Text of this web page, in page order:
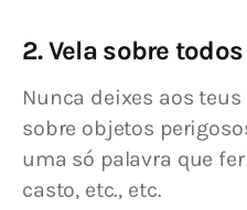
2. Vela sobre
Nunca deixes aos
sobre objetos
uma só palavra que
casto, etc., etc.